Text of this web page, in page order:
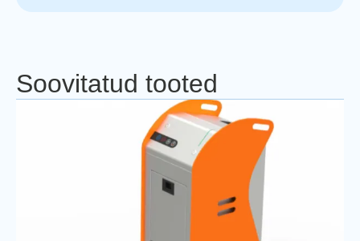
Soovitatud tooted